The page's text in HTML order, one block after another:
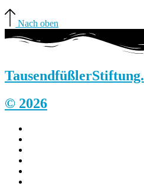
Nach oben
TausendfüßlerStiftung.
© 2026